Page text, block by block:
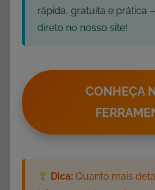
r
t
rápida, gratuita e prática
direto no nosso site!
CONHEÇA
Dica: Quanto mais